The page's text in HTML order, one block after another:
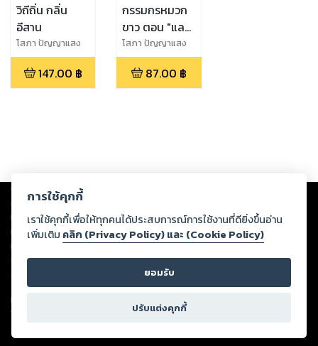
วิถีถิ่น กลิ่น
อีสาน
โสภา ปัญญาแสง
147.00 ฿
กรรมกรหมวก
ขาว ตอน "แลก
รัก"
โสภา ปัญญาแสง
87.00 ฿
Copyright © 2026
ต่อผลงานหรือเนื้อหาใดที่อัปโหลดผ่านเว็บไซต์และปรากฏว่าละเมิดสิทธิใน
ทรัพย์สินทางปัญญาของบุคคลอื่นหรือขัดต่อกฎหมายและศีลธรรม ดังนั้น ผู้อ่าน
ทุกท่านโปรดใช้วิจารณญาณในการกลั่นกรองด้วยตนเอง และหากท่านพบว่าส่วน
หนึ่งส่วนใดขัดต่อกฎหมายและศีลธรรม กรุณาแจ้งมายังบริษัท เพื่อทีมงานจะได้
ดำเนินการในทันที ทั้งนี้ ทางสตอรี่ล็อกขอสงวนลิขสิทธิ์ตามพระราชบัญญัติ
ลิขสิทธิ์ พ.ศ. 2537 (ฉบับล่าสุด)
For support: member@ookbee.com
Version
การใช้คุกกี้
เราใช้คุกกี้เพื่อให้ทุกคนได้ประสบการณ์การใช้งานที่ดียิ่งขึ้นอ่าน
เพิ่มเติม คลิก (Privacy Policy) และ (Cookie Policy)
ยอมรับ
ปรับแต่งคุกกี้